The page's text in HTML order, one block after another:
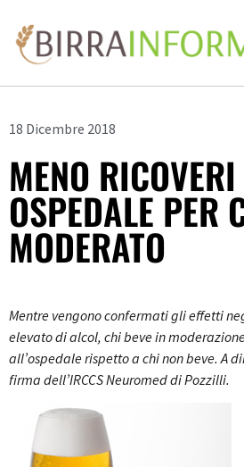
18 Dicembre 2018
MENO
OSPEDALE PER
MODERATO
Mentre vengono confermati gli effetti
elevato di alcol, chi beve in
all’ospedale rispetto a chi non beve. A
firma dell’IRCCS Neuromed di Pozzilli.